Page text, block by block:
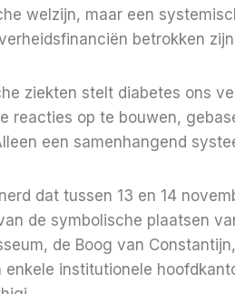
welzijn, maar een
betrokken
ziekten stelt diabetes ons
reacties op te bouwen,
een samenhangend
dat tussen 13 en 14
de symbolische plaatsen
de Boog van
enkele institutionele